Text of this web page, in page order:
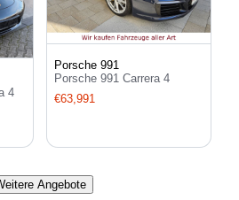
4
Porsche 991
Porsche 991 Carrera 4
€63,991
Angebote